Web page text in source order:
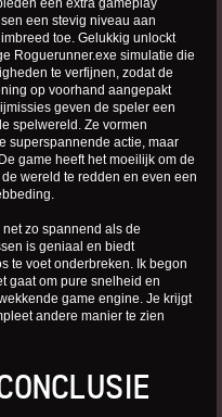
een extra gameplay
een stevig niveau aan
toe. Gelukkig unlockt
Roguerunner.exe simulatie die
te verfijnen, zodat de
op voorhand aangepakt
geven de speler een
spelwereld. Ze vormen
superspannende actie, maar
game heeft het moeilijk om de
wereld te redden en even een
zo spannend als de
is geniaal en biedt
te voet onderbreken. Ik begon
gaat om pure snelheid en
game engine. Je krijgt
andere manier te zien